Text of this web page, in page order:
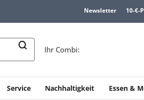
Newsletter 10-€-
Ihr Combi:
Service Nachhaltigkeit Essen &